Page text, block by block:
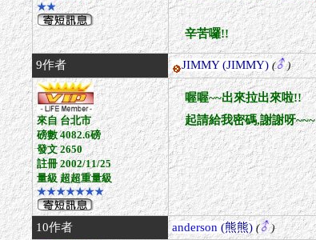
★★
辛苦囉!!
9作者 JIMMY (JIMMY) ( )
來自 台北市
磅數 4082.6磅
發文 2650
註冊 2002/11/25
量級 超超重量級
★★★★★★★
喔喔~~出來拉出來啦!!
起請給我密碼,謝謝呀~~~
10作者 anderson(熊熊) ( )